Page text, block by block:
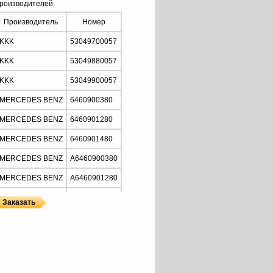
Производитель Номер
KKK 53049700057
KKK 53049880057
KKK 53049900057
MERCEDES BENZ 6460900380
MERCEDES BENZ 6460901280
MERCEDES BENZ 6460901480
MERCEDES BENZ A6460900380
MERCEDES BENZ A6460901280
BENZ